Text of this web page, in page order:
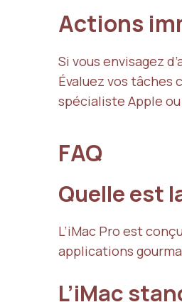
Actions
Si vous envisagez
Évaluez vos tâches
spécialiste Apple
FAQ
Quelle est
L’iMac Pro est
applications
L’iMac